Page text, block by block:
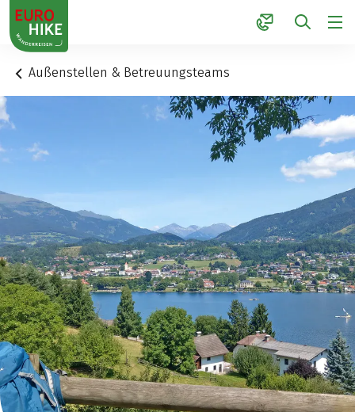
1
Außenstellen & Betreuungsteams